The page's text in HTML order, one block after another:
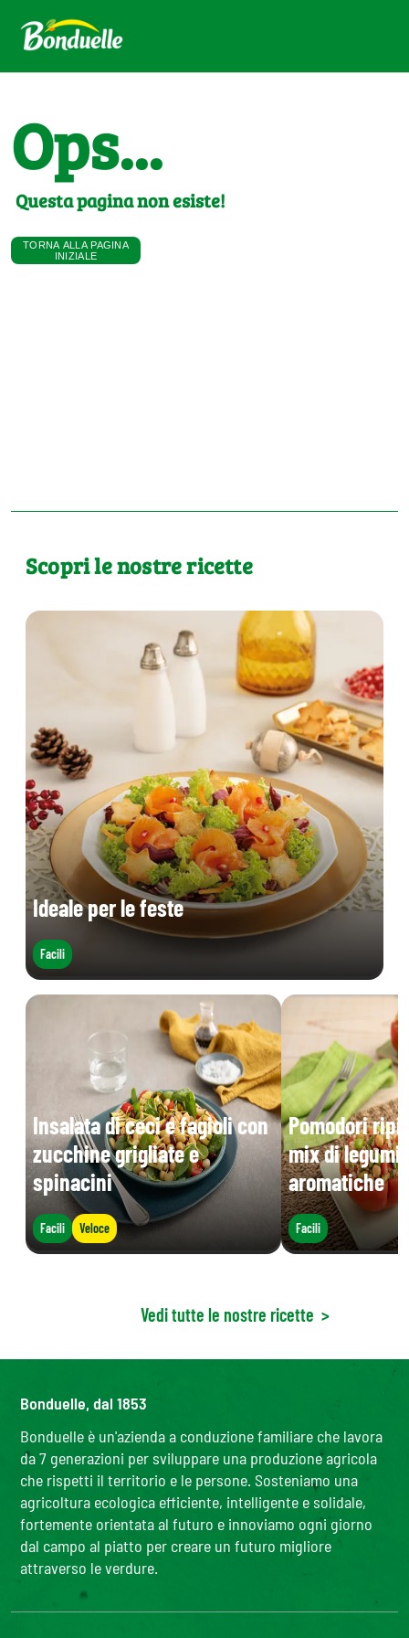
Ops...
Questa pagina non esiste!
TORNA ALLA PAGINA
INIZIALE
Scopri le nostre ricette
Ideale per le feste
Facili
Insalata di ceci e fagioli con
zucchine grigliate e
spinacini
Facili Veloce
Pomodori
mix di legumi
aromatiche
Facili
Vedi tutte le nostre ricette >
Bonduelle, dal 1853
Bonduelle è un'azienda a conduzione familiare che lavora
da 7 generazioni per sviluppare una produzione agricola
che rispetti il territorio e le persone. Sosteniamo una
agricoltura ecologica efficiente, intelligente e solidale,
fortemente orientata al futuro e innoviamo ogni giorno
dal campo al piatto per creare un futuro migliore
attraverso le verdure.